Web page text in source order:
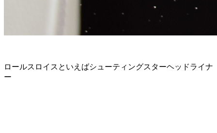
ロールスロイスといえばシューティングスターヘッドライナ
ー